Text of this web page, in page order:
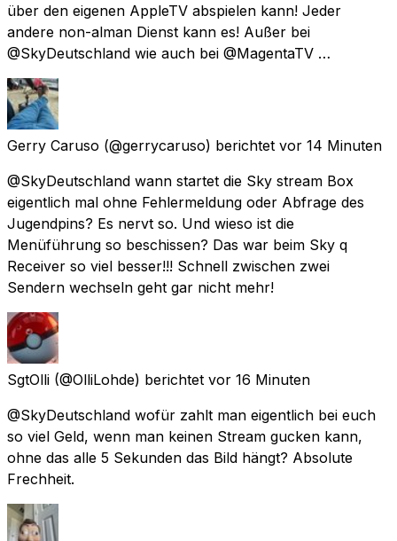
über den eigenen AppleTV abspielen kann! Jeder
andere non-alman Dienst kann es! Außer bei
@SkyDeutschland wie auch bei @MagentaTV …
Gerry Caruso (@gerrycaruso) berichtet vor 14 Minuten
@SkyDeutschland wann startet die Sky stream Box
eigentlich mal ohne Fehlermeldung oder Abfrage des
Jugendpins? Es nervt so. Und wieso ist die
Menüführung so beschissen? Das war beim Sky q
Receiver so viel besser!!! Schnell zwischen zwei
Sendern wechseln geht gar nicht mehr!
SgtOlli (@OlliLohde) berichtet vor 16 Minuten
@SkyDeutschland wofür zahlt man eigentlich bei euch
so viel Geld, wenn man keinen Stream gucken kann,
ohne das alle 5 Sekunden das Bild hängt? Absolute
Frechheit.